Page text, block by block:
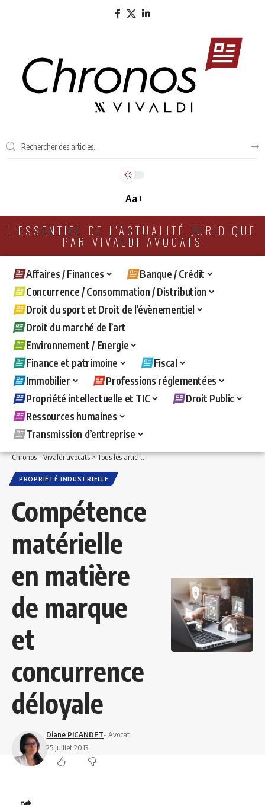
Aa
L'ESSENTIEL DE L'ACTUALITÉ JURIDIQUE
PAR VIVALDI AVOCATS
Affaires / Finances
Banque / Crédit
Concurrence / Consommation / Distribution
Droit du sport et Droit de l’évènementiel
Droit du marché de l’art
Environnement / Energie
Finance et patrimoine
Fiscal
Immobilier
Professions réglementées
Propriété intellectuelle et TIC
Droit Public
Ressources humaines
Transmission d’entreprise
Chronos - Vivaldi avocats>Tous les articles >Propriété intellectuelle et TIC>
PROPRIÉTÉ INDUSTRIELLE
Compétence
matérielle
en matière
de marque
et
concurrence
déloyale
Diane PICANDET- Avocat
25 juillet 2013